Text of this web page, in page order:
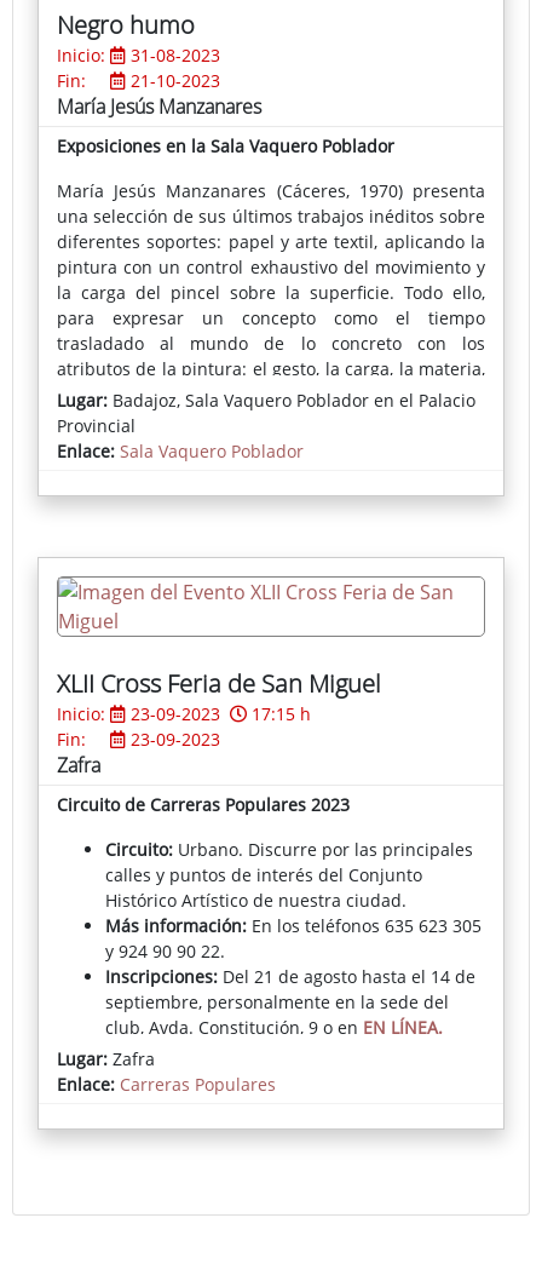
Negro humo
Inicio:
31-08-2023
Fin:
21-10-2023
María Jesús Manzanares
Exposiciones en la Sala Vaquero Poblador
María Jesús Manzanares (Cáceres, 1970) presenta
una selección de sus últimos trabajos inéditos sobre
diferentes soportes: papel y arte textil, aplicando la
pintura con un control exhaustivo del movimiento y
la carga del pincel sobre la superficie. Todo ello,
para expresar un concepto como el tiempo
trasladado al mundo de lo concreto con los
atributos de la pintura: el gesto, la carga, la materia,
las capas y sus transparencias, la opacidad y la
pintura que narra prescindiendo, en ocasiones, de
la figura.
Lugar: Badajoz, Sala Vaquero Poblador en el Palacio
Provincial
Enlace: Sala Vaquero Poblador
XLII Cross Feria de San Miguel
Inicio: 23-09-2023
17:15 h
Fin:
23-09-2023
Zafra
Circuito de Carreras Populares 2023
Circuito: Urbano. Discurre por las principales
calles y puntos de interés del Conjunto
Histórico Artístico de nuestra ciudad.
Más información: En los teléfonos 635 623 305
y 924 90 90 22.
Inscripciones: Del 21 de agosto hasta el 14 de
septiembre, personalmente en la sede del
club, Avda. Constitución, 9 o en EN LÍNEA.
Consulta el reglamento.
Lugar: Zafra
Enlace: Carreras Populares